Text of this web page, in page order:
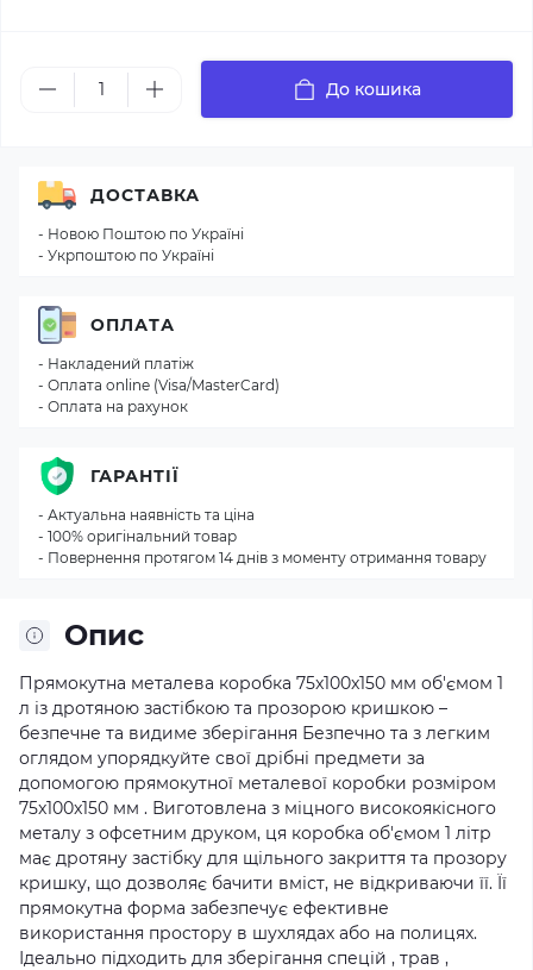
До кошика
Опис
Прямокутна металева коробка 75x100x150 мм об'ємом 1
л із дротяною застібкою та прозорою кришкою –
безпечне та видиме зберігання Безпечно та з легким
оглядом упорядкуйте свої дрібні предмети за
допомогою прямокутної металевої коробки розміром
75x100x150 мм . Виготовлена з міцного високоякісного
металу з офсетним друком, ця коробка об'ємом 1 літр
має дротяну застібку для щільного закриття та прозору
кришку, що дозволяє бачити вміст, не відкриваючи її. Її
прямокутна форма забезпечує ефективне
використання простору в шухлядах або на полицях.
Ідеально підходить для зберігання спецій , трав ,
ДОСТАВКА
- Новою Поштою по Україні
- Укрпоштою по Україні
ОПЛАТА
- Накладений платіж
- Оплата online (Visa/MasterCard)
- Оплата на рахунок
ГАРАНТІЇ
- Актуальна наявність та ціна
- 100% оригінальний товар
- Повернення протягом 14 днів з моменту отримання товару